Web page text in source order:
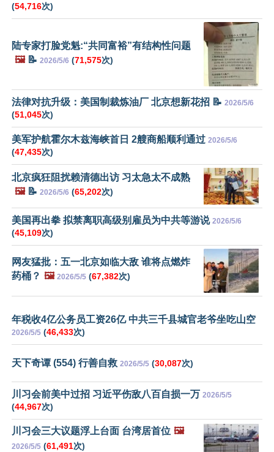
(54,716次)
陆专家打脸党魁:“共同富裕”有结构性问题
🖼️📝 2026/5/6 (71,575次)
法律对抗升级：美国制裁炼油厂 北京想新花招 📝 2026/5/6
(51,045次)
美军护航霍尔木兹海峡首日 2艘商船顺利通过 2026/5/6
(47,435次)
北京疯狂阻扰赖清德出访 习太急太不成熟
🖼️📝 2026/5/6 (65,202次)
美国再出拳 拟禁离职高级别雇员为中共等游说 2026/5/6
(45,109次)
网友猛批：五一北京如临大敌 谁将点燃炸
药桶？ 🖼️ 2026/5/5 (67,382次)
年税收4亿公务员工资26亿 中共三千县城官老爷坐吃山空
2026/5/5 (46,433次)
天下奇谭 (554) 行善自救 2026/5/5 (30,087次)
川习会前美中过招 习近平伤敌八百自损一万 2026/5/5
(44,967次)
川习会三大议题浮上台面 台湾居首位 🖼️
2026/5/5 (61,491次)